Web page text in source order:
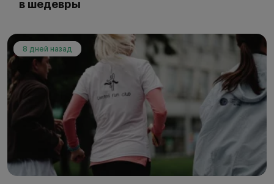
в шедевры
8 дней назад